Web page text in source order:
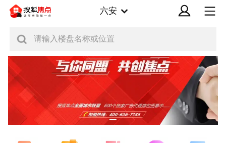
六安
请输入楼盘名称或位置